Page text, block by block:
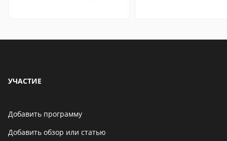
УЧАСТИЕ
Добавить программу
Добавить обзор или статью